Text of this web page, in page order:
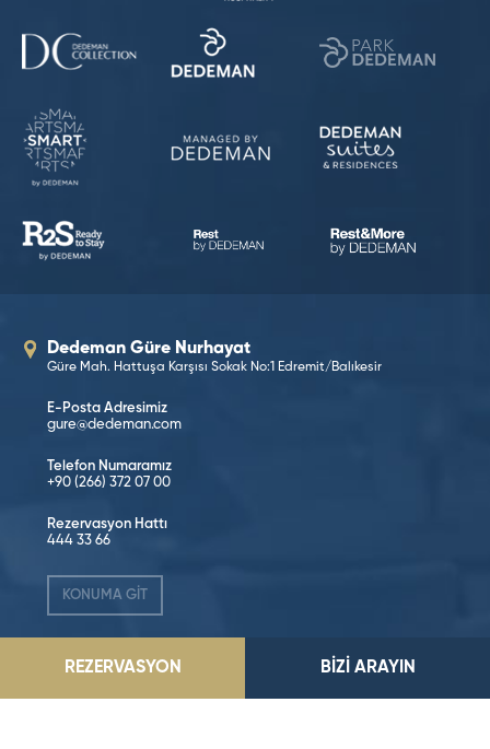
Dedeman Güre Nurhayat
Güre Mah. Hattuşa Karşısı Sokak No:1 Edremit/Balıkesir
E-Posta Adresimiz
gure@dedeman.com
Telefon Numaramız
+90 (266) 372 07 00
Rezervasyon Hattı
444 33 66
KONUMA GİT
REZERVASYON BİZİ ARAYIN